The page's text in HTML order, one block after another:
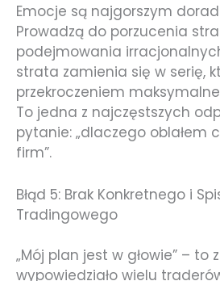
Emocje są najgorszym
Prowadzą do porzucenia
podejmowania
strata zamienia się w serię,
przekroczeniem
To jedna z najczęstszych
pytanie: „dlaczego oblałem
firm”.
Błąd 5: Brak Konkretnego i
Tradingowego
„Mój plan jest w głowie” – to
wypowiedziało wielu